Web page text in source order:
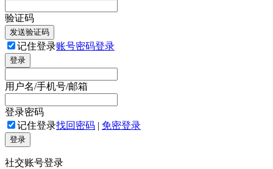
验证码
发送验证码
记住登录账号密码登录
登录
用户名/手机号/邮箱
登录密码
记住登录找回密码 | 免密登录
登录
社交账号登录